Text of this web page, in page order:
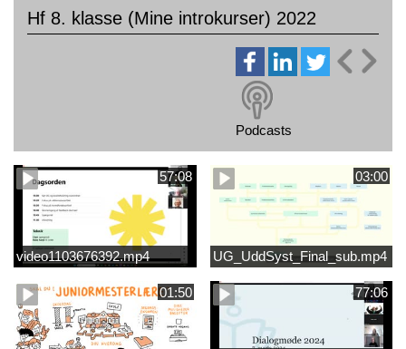
Hf 8. klasse (Mine introkurser) 2022
Podcasts
57:08
video1103676392.mp4
03:00
UG_UddSyst_Final_sub.mp4
01:50 77:06